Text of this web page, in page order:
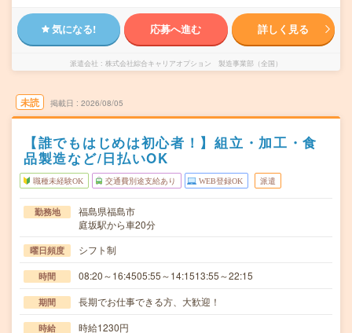
気になる! 応募へ進む 詳しく見る
派遣会社 株式会社綜合キャリアオプション 製造事業部（全国）
未読 掲載日 2026/08/05
【誰でもはじめは初心者！】組立・加工・食
品製造など/日払いOK
職種未経験OK 交通費別途支給あり WEB登録OK 派遣
勤務地
福島県福島市
庭坂駅から車20分
曜日頻度 シフト制
時間 08:20～16:4505:55～14:1513:55～22:15
期間 長期でお仕事できる方、大歓迎！
時給 時給1230円